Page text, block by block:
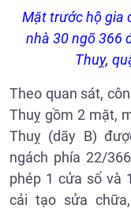
Mặt trước hộ gia
nhà 30 ngõ 366
Thuỵ,
Theo quan sát,
Thuỵ gồm 2 mặt,
Thuỵ (dãy B)
ngách phía 22/
phép 1 cửa sổ và
cải tạo sửa